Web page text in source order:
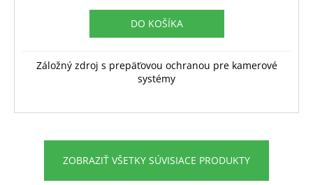
DO KOŠÍKA
Záložný zdroj s prepäťovou ochranou pre kamerové
systémy
ZOBRAZIŤ VŠETKY SÚVISIACE PRODUKTY